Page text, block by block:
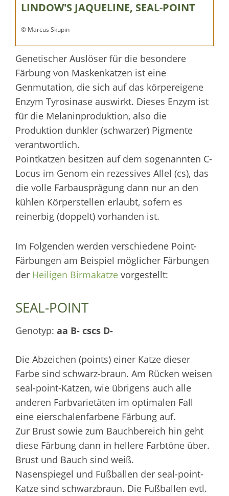
LINDOW'S JAQUELINE, SEAL-POINT
© Marcus Skupin
Genetischer Auslöser für die besondere
Färbung von Maskenkatzen ist eine
Genmutation, die sich auf das körpereigene
Enzym Tyrosinase auswirkt. Dieses Enzym ist
für die Melaninproduktion, also die
Produktion dunkler (schwarzer) Pigmente
verantwortlich.
Pointkatzen besitzen auf dem sogenannten C-
Locus im Genom ein rezessives Allel (cs), das
die volle Farbausprägung dann nur an den
kühlen Körperstellen erlaubt, sofern es
reinerbig (doppelt) vorhanden ist.
Im Folgenden werden verschiedene Point-
Färbungen am Beispiel möglicher Färbungen
der Heiligen Birmakatze vorgestellt:
SEAL-POINT
Genotyp: aa B- cscs D-
Die Abzeichen (points) einer Katze dieser
Farbe sind schwarz-braun. Am Rücken weisen
seal-point-Katzen, wie übrigens auch alle
anderen Farbvarietäten im optimalen Fall
eine eierschalenfarbene Färbung auf.
Zur Brust sowie zum Bauchbereich hin geht
diese Färbung dann in hellere Farbtöne über.
Brust und Bauch sind weiß.
Nasenspiegel und Fußballen der seal-point-
Katze sind schwarzbraun. Die Fußballen evtl.